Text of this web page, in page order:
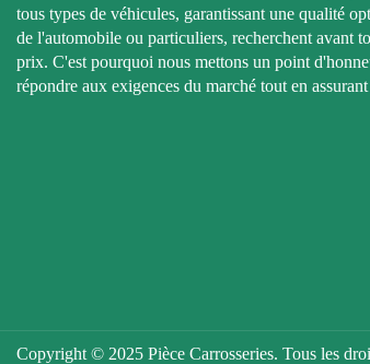
tous types de véhicules, garantissant une qualité
de l'automobile ou particuliers, recherchent avant
prix. C'est pourquoi nous mettons un point
répondre aux exigences du marché tout en
Copyright © 2025 Pièce Carrosseries. Tous les